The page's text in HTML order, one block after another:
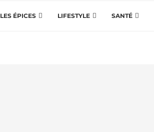
LES ÉPICES LIFESTYLE SANTÉ